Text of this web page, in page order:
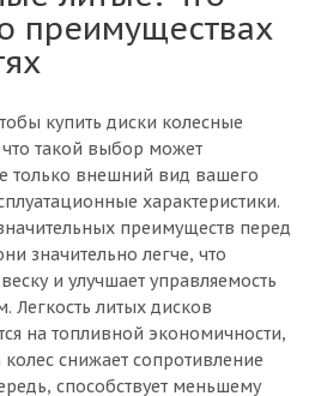
преимуществах
купить диски колесные
такой выбор может
только внешний вид вашего
характеристики.
преимуществ перед
значительно легче, что
и улучшает управляемость
Легкость литых дисков
на топливной экономичности,
снижает сопротивление
способствует меньшему